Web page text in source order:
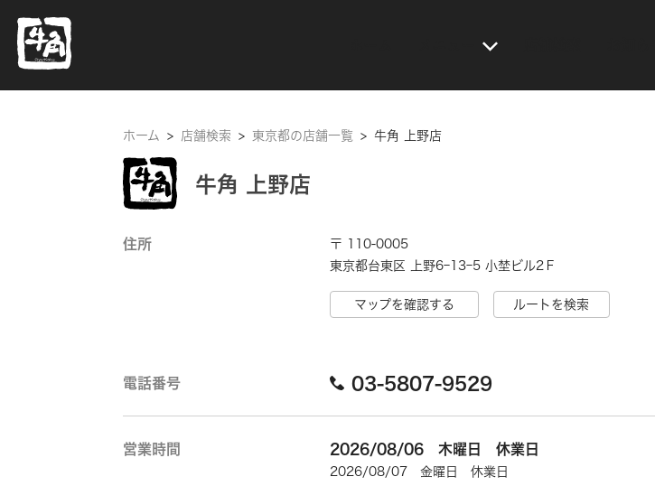
ホーム > 店舗検索 > 東京都の店舗一覧 > 牛角 上野店
牛角 上野店
住所
〒 110-0005
東京都台東区 上野6ｰ13ｰ5 小埜ビル2Ｆ
マップを確認する ルートを検索
電話番号 03-5807-9529
営業時間 2026/08/06 木曜日 休業日
2026/08/07 金曜日 休業日